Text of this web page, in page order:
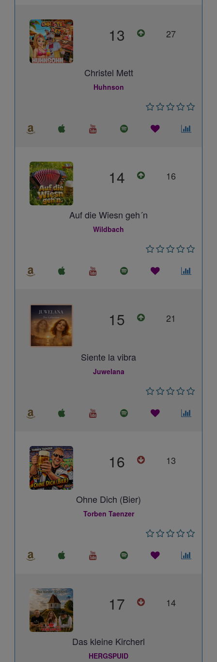
13 27
Christel Mett
Huhnson
14 16
Auf die Wiesn geh´n
Wildbach
15 21
Siente la vibra
Juwelana
16 13
Ohne Dich (Bier)
Torben Taenzer
17 14
Das kleine Kircherl
HERGSPUID